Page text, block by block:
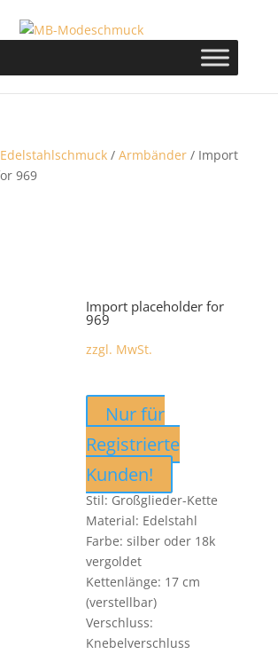
/ Armbänder/ Import
969
Import placeholder for
969
zzgl. MwSt.
Nur für
Registrierte
Kunden!
Stil: Großglieder-Kette
Material: Edelstahl
Farbe: silber oder 18k
vergoldet
Kettenlänge: 17 cm
(verstellbar)
Verschluss:
Knebelverschluss